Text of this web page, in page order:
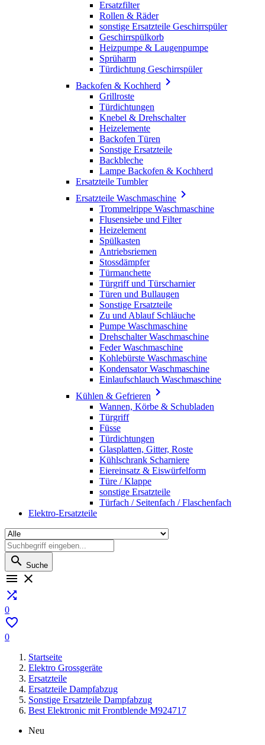
Ersatzfilter
Rollen & Räder
sonstige Ersatzteile Geschirrspüler
Geschirrspülkorb
Heizpumpe & Laugenpumpe
Sprüharm
Türdichtung Geschirrspüler
Backofen & Kochherd 
Grillroste
Türdichtungen
Knebel & Drehschalter
Heizelemente
Backofen Türen
Sonstige Ersatzteile
Backbleche
Lampe Backofen & Kochherd
Ersatzteile Tumbler
Ersatzteile Waschmaschine 
Trommelrippe Waschmaschine
Flusensiebe und Filter
Heizelement
Spülkasten
Antriebsriemen
Stossdämpfer
Türmanchette
Türgriff und Türscharnier
Türen und Bullaugen
Sonstige Ersatzteile
Zu und Ablauf Schläuche
Pumpe Waschmaschine
Drehschalter Waschmaschine
Feder Waschmaschine
Kohlebürste Waschmaschine
Kondensator Waschmaschine
Einlaufschlauch Waschmaschine
Kühlen & Gefrieren 
Wannen, Körbe & Schubladen
Türgriff
Füsse
Türdichtungen
Glasplatten, Gitter, Roste
Kühlschrank Scharniere
Eiereinsatz & Eiswürfelform
Türe / Klappe
sonstige Ersatzteile
Türfach / Seitenfach / Flaschenfach
Elektro-Ersatzteile
 Suche
 

0

0
Startseite
Elektro Grossgeräte
Ersatzteile
Ersatzteile Dampfabzug
Sonstige Ersatzteile Dampfabzug
Best Elektronic mit Frontblende M924717
Neu